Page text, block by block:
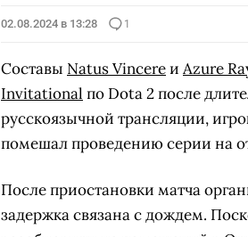
02.08.2024 в 13:28 1
Составы Natus Vincereи Azure
Invitational по Dota 2 после
русскоязычной трансляции,
помешал проведению серии на
После приостановки матча
задержка связана с дождем.